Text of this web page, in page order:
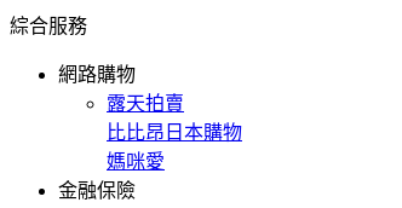
綜合服務
網路購物
露天拍賣
比比昂日本購物
媽咪愛
金融保險